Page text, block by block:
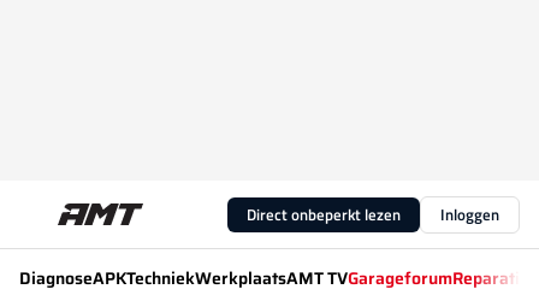
Direct onbeperkt lezen Inloggen
DiagnoseAPKTechniekWerkplaatsAMT TVGarageforum